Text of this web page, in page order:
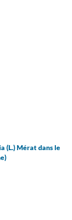
(L.) Mérat dans le